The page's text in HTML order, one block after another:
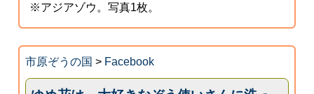
※アジアゾウ。写真1枚。
市原ぞうの国 > Facebook